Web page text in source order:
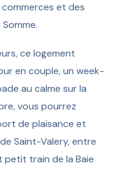
et des
ce logement
en couple, un week-
au calme sur la
vous pourrez
de plaisance et
Saint-Valery, entre
petit train de la Baie